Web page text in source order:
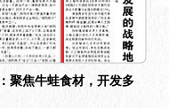
聚焦牛蛙食材，开发多